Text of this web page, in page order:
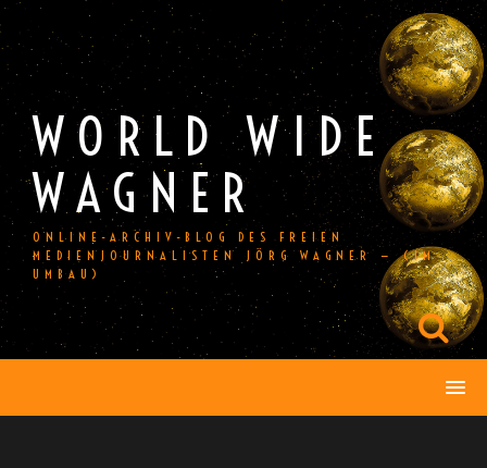
Skip
to
content
WORLD WIDE
WAGNER
ONLINE-ARCHIV-BLOG DES FREIEN
MEDIENJOURNALISTEN JÖRG WAGNER — (IM
UMBAU)